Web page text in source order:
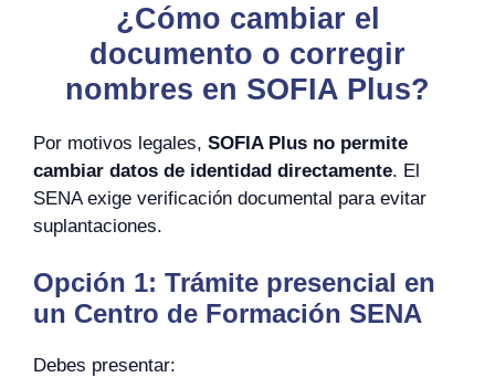
¿Cómo cambiar el
documento o corregir
nombres en SOFIA Plus?
Por motivos legales, SOFIA Plus no permite
cambiar datos de identidad directamente. El
SENA exige verificación documental para evitar
suplantaciones.
Opción 1: Trámite presencial en
un Centro de Formación SENA
Debes presentar: